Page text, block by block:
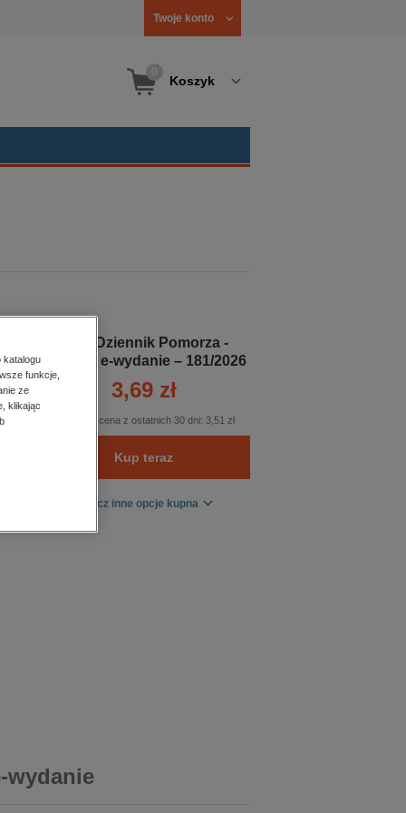
Twoje konto
Koszyk
Głos Dziennik Pomorza -
Słupsk - e-wydanie – 181/2026
3,69 zł
Najniższa cena z ostatnich 30 dni: 3,51 zł
Kup teraz
Zobacz inne opcje kupna
wydanie
katalogu
funkcje,
ze
klikając